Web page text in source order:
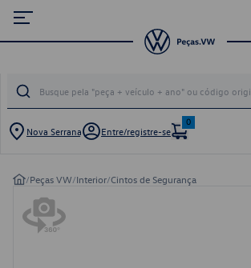
Nova Serrana Entre/registre-se
0
/Peças VW/Interior/Cintos de Segurança